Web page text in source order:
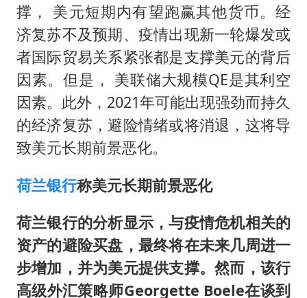
新疆一婚礼线上邀请引热议
世界第1特鲁姆普斯诺克中国赛一轮游
美将每月供乌爱国者拦截导弹
云南一男子胃中取出180颗铁钉
以军士兵把枪口对准中国记者
“开学三件套”全线暴涨
撑， 美元短期内有望跑赢其他货币。经
济复苏不及预期、疫情出现新一轮爆发或
者国际贸易关系紧张都是支撑美元的背后
因素。但是， 美联储大规模QE是其利空
因素。此外，2021年可能出现强劲而持久
的经济复苏，避险情绪或将消退，这将导
致美元长期前景恶化。
荷兰银行称美元长期前景恶化
荷兰银行的分析显示，与疫情危机相关的
资产的避险买盘，最终将在未来几周进一
步增加，并为美元提供支撑。然而，该行
高级外汇策略师Georgette Boele在谈到